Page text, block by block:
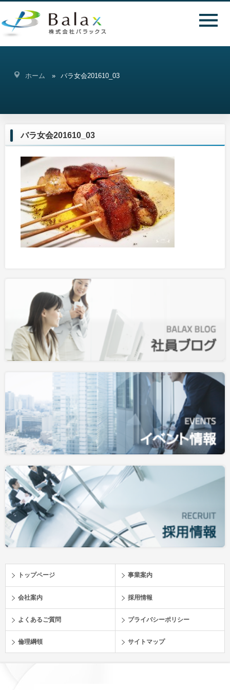
ホーム バラ女会201610_03
バラ女会201610_03
トップページ 事業案内
会社案内 採用情報
よくあるご質問 プライバシーポリシー
倫理綱領 サイトマップ